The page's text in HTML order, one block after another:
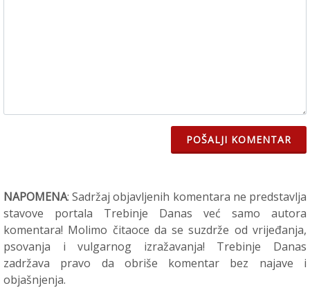
POŠALJI KOMENTAR
NAPOMENA: Sadržaj objavljenih komentara ne predstavlja
stavove portala Trebinje Danas već samo autora
komentara! Molimo čitaoce da se suzdrže od vrijeđanja,
psovanja i vulgarnog izražavanja! Trebinje Danas
zadržava pravo da obriše komentar bez najave i
objašnjenja.